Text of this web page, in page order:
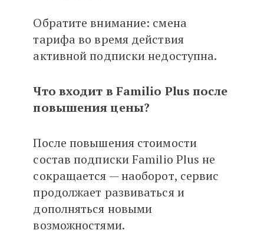
Обратите внимание: смена
тарифа во время действия
активной подписки недоступна.
Что входит в Familio Plus после
повышения цены?
После повышения стоимости
состав подписки Familio Plus не
сокращается — наоборот, сервис
продолжает развиваться и
дополняться новыми
возможностями.